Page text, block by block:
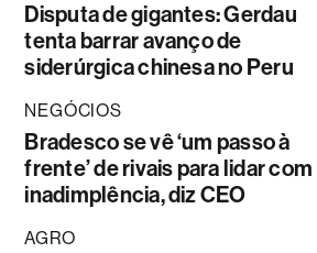
Disputa de gigantes: Gerdau
tenta barrar avanço de
siderúrgica chinesa no Peru
NEGÓCIOS
Bradesco se vê ‘um passo à
frente’ de rivais para lidar com
inadimplência, diz CEO
AGRO